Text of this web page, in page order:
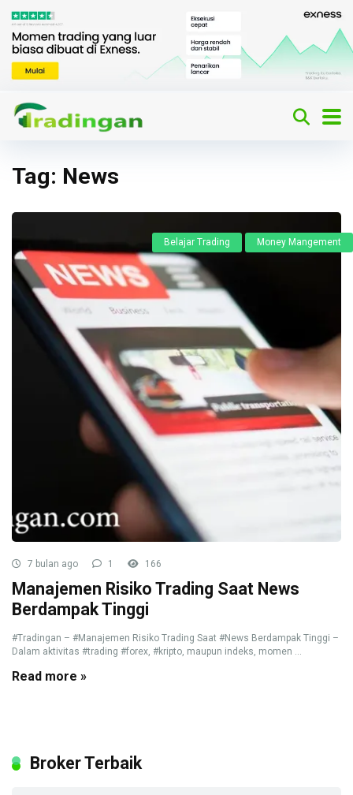
Tag: News
Belajar Trading Money Mangement
7 bulan ago 1 166
Manajemen Risiko Trading Saat News
Berdampak Tinggi
#Tradingan – #Manajemen Risiko Trading Saat #News Berdampak Tinggi –
Dalam aktivitas #trading #forex, #kripto, maupun indeks, momen ...
Read more »
Broker Terbaik